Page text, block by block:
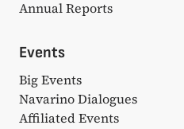
Annual Reports
Events
Big Events
Navarino Dialogues
Affiliated Events